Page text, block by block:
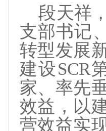
段天祥
支部书记
转型发展
建设SCR
家、率先
效益，以
营效益实